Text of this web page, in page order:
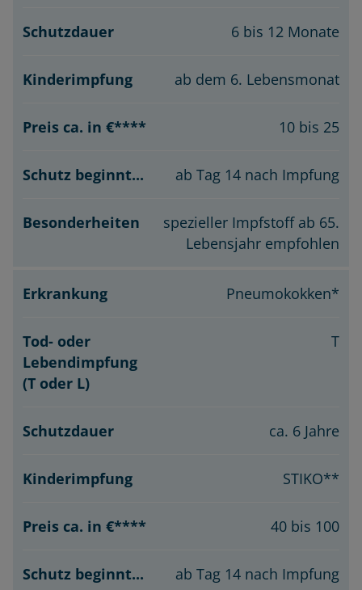
6 bis 12 Monate
ab dem 6. Lebensmonat
10 bis 25
ab Tag 14 nach Impfung
spezieller Impfstoff ab 65.
Lebensjahr empfohlen
Pneumokokken*
T
ca. 6 Jahre
STIKO**
40 bis 100
ab Tag 14 nach Impfung